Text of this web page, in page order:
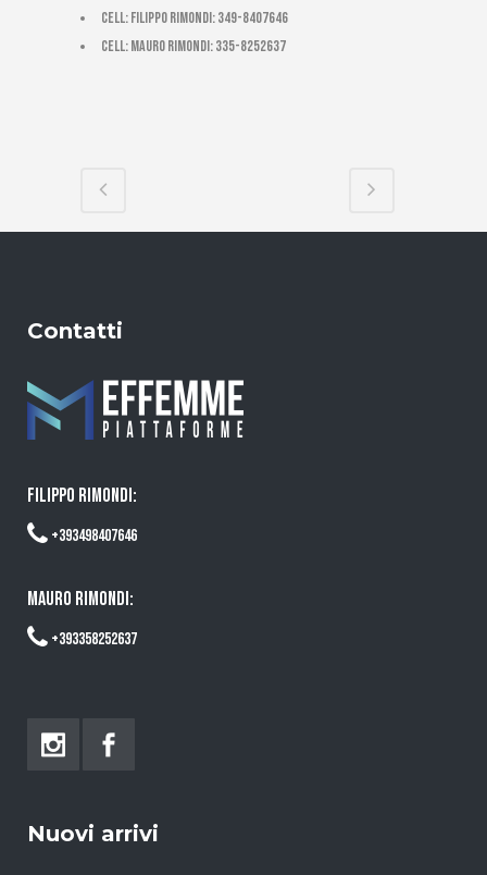
cell: Filippo Rimondi: 349-8407646
cell: Mauro Rimondi: 335-8252637
Contatti
FILIPPO RIMONDI:
+393498407646
MAURO RIMONDI:
+393358252637
Nuovi arrivi